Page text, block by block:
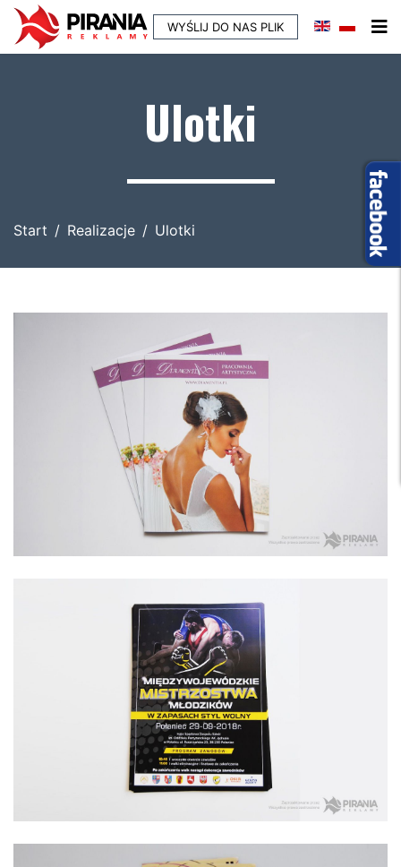
WYŚLIJ DO NAS PLIK
Ulotki
Start Realizacje Ulotki